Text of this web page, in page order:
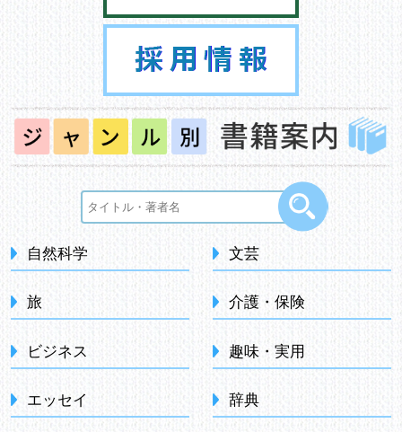
自然科学
旅
ビジネス
エッセイ
文芸
介護・保険
趣味・実用
辞典